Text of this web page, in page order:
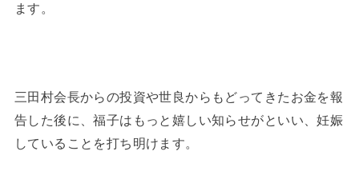
ます。
三田村会長からの投資や世良からもどってきたお金を報
告した後に、福子はもっと嬉しい知らせがといい、妊娠
していることを打ち明けます。